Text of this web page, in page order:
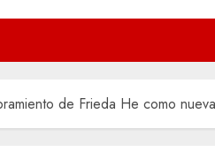
de Frieda He como